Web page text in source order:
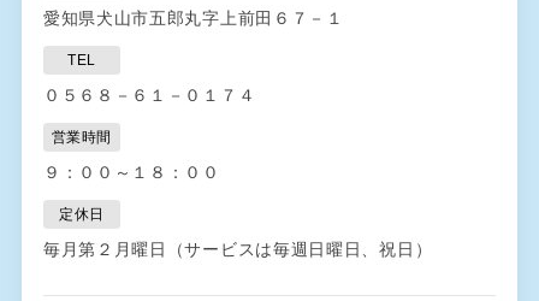
愛知県犬山市五郎丸字上前田６７－１
TEL
０５６８－６１－０１７４
営業時間
９：００～１８：００
定休日
毎月第２月曜日（サービスは毎週日曜日、祝日）